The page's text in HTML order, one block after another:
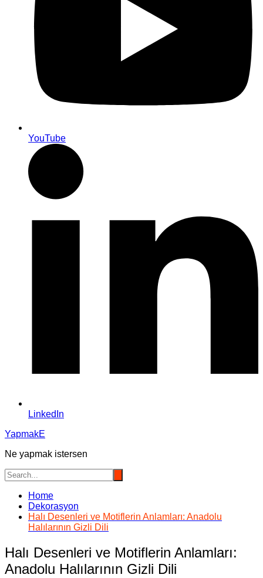
YouTube
LinkedIn
YapmakE
Ne yapmak istersen
Home
Dekorasyon
Halı Desenleri ve Motiflerin Anlamları: Anadolu
Halılarının Gizli Dili
Halı Desenleri ve Motiflerin Anlamları:
Anadolu Halılarının Gizli Dili